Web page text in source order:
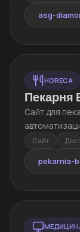
asg-
HORECA
Пекарня
Сайт для
Сайт
pekarnia-